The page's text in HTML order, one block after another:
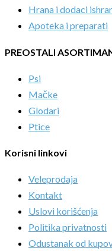
Hrana i dodaci
Apoteka i preparati
PREOSTALI
Psi
Mačke
Glodari
Ptice
Korisni linkovi
Veleprodaja
Kontakt
Uslovi korišćenja
Politika privatnosti
Odustanak od